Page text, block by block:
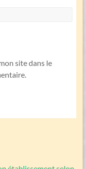
site dans le